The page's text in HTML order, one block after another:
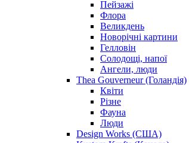
Пейзажі
Флора
Великдень
Новорічні картини
Гелловін
Солодощі, напої
Ангели, люди
Thea Gouverneur (Голандія)
Квіти
Різне
Фауна
Люди
Design Works (США)